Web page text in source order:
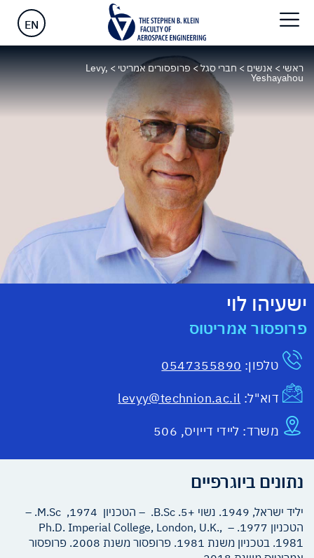
EN
ראשי > אנשים > חברי סגל> פרופסורים אמריטי >
Levy,
Yeshayahou
ישעיהו לוי
פרופסור אמריטוס
טלפון: 0547355890
דוא"ל: levyy@technion.ac.il
משרד: ליידי דייויס, 506
נתונים ביוגרפיים
יליד ישראל, 1949. נשוי +5. B.Sc. – הטכניון 1974, M.Sc. –
הטכניון 1977. – Ph.D. Imperial College, London, U.K.,
1981. בטכניון משנת 1981. פרופסור משנת 2008. פרופסור